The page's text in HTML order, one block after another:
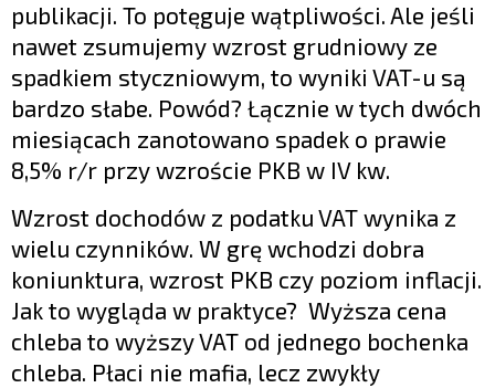
publikacji. To potęguje wątpliwości. Ale jeśli
nawet zsumujemy wzrost grudniowy ze
spadkiem styczniowym, to wyniki VAT-u są
bardzo słabe. Powód? Łącznie w tych dwóch
miesiącach zanotowano spadek o prawie
8,5% r/r przy wzroście PKB w IV kw.
Wzrost dochodów z podatku VAT wynika z
wielu czynników. W grę wchodzi dobra
koniunktura, wzrost PKB czy poziom inflacji.
Jak to wygląda w praktyce? Wyższa cena
chleba to wyższy VAT od jednego bochenka
chleba. Płaci nie mafia, lecz zwykły